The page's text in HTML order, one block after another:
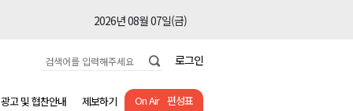
2026년 08월 07일(금)
2026년 08월 07일(금)
2026년 08월 07일(금)
로그인
On Air 편성표
광고 및 협찬안내 제보하기